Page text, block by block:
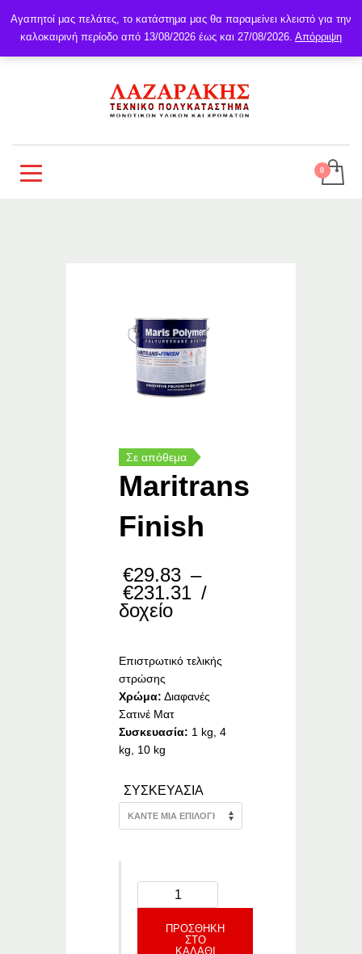
Σε απόθεμα
Maritrans
Finish
€29.83 –
€231.31 Price
€231.31
/
δοχείο
Επιστρωτικό τελικής
στρώσης
Χρώμα: Διαφανές
Σατινέ Ματ
Συσκευασία: 1 kg, 4
kg, 10 kg
ΣΥΣΚΕΥΑΣΙΑ
ΠΡΟΣΘΉΚΗ
ΣΤΟ
ΚΑΛΆΘΙ
Αγαπητοί μας πελάτες, το κατάστημα μας θα παραμείνει κλειστό για την
καλοκαιρινή περίοδο από 13/08/2026 έως και 27/08/2026. Απόρριψη